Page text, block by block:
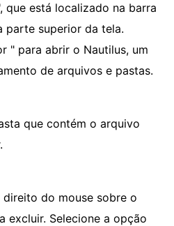
que está localizado na barra
parte superior da tela.
" para abrir o Nautilus, um
de arquivos e pastas.
que contém o arquivo
do mouse sobre o
excluir. Selecione a opção